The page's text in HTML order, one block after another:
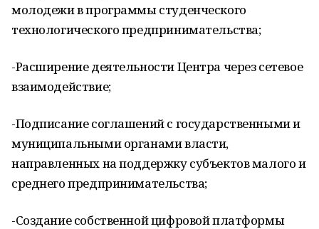
молодежи в программы студенческого
технологического предпринимательства;
-Расширение деятельности Центра через сетевое
взаимодействие;
-Подписание соглашений с государственными и
муниципальными органами власти,
направленных на поддержку субъектов малого и
среднего предпринимательства;
-Создание собственной цифровой платформы